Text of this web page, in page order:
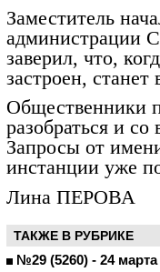
Заместитель
администрации
заверил, что,
застроен,
Общественники
разобраться и
Запросы от
инстанции уже
Лина ПЕРОВА
ТАКЖЕ В РУБРИКЕ
№29 (5260) - 24 марта